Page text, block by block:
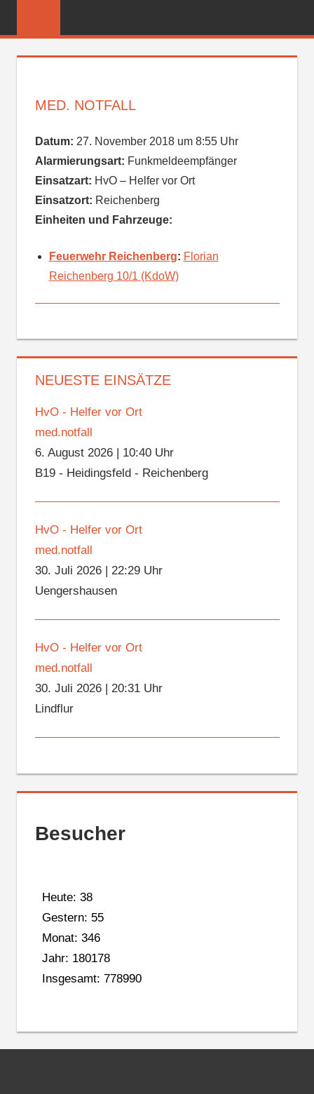
FEUERWEHR
MED. NOTFALL
Datum: 27. November 2018 um 8:55 Uhr
Alarmierungsart: Funkmeldeempfänger
Einsatzart: HvO – Helfer vor Ort
Einsatzort: Reichenberg
Einheiten und Fahrzeuge:
Feuerwehr Reichenberg: Florian
Reichenberg 10/1 (KdoW)
NEUESTE EINSÄTZE
HvO - Helfer vor Ort
med.notfall
6. August 2026| 10:40 Uhr
B19 - Heidingsfeld - Reichenberg
HvO - Helfer vor Ort
med.notfall
30. Juli 2026| 22:29 Uhr
Uengershausen
HvO - Helfer vor Ort
med.notfall
30. Juli 2026| 20:31 Uhr
Lindflur
Besucher
Heute: 38
Gestern: 55
Monat: 346
Jahr: 180178
Insgesamt: 778990